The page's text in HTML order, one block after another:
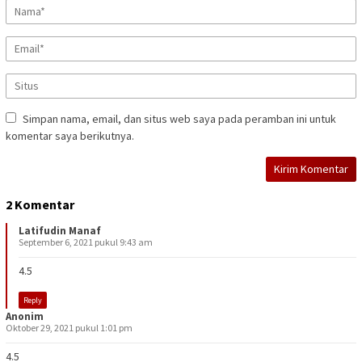
Simpan nama, email, dan situs web saya pada peramban ini untuk
komentar saya berikutnya.
2 Komentar
Latifudin Manaf
September 6, 2021 pukul 9:43 am
4.5
Reply
Anonim
Oktober 29, 2021 pukul 1:01 pm
4.5